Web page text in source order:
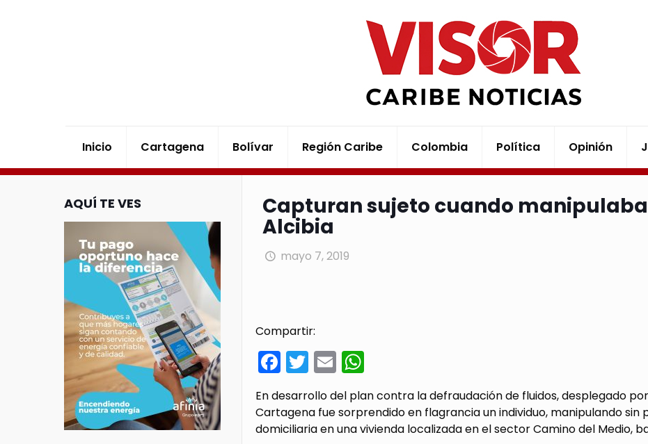
Inicio Cartagena Bolívar Región Caribe Colombia Política Opinión
Capturan sujeto cuando
Alcibia
mayo 7, 2019
Compartir:
Facebook
Twitter
Email
En desarrollo del plan contra la defraudación de fluidos, desplegado
Cartagena fue sorprendido en flagrancia un individuo, manipulando sin
domiciliaria en una vivienda localizada en el sector Camino del Medio,
AQUÍ TE VES